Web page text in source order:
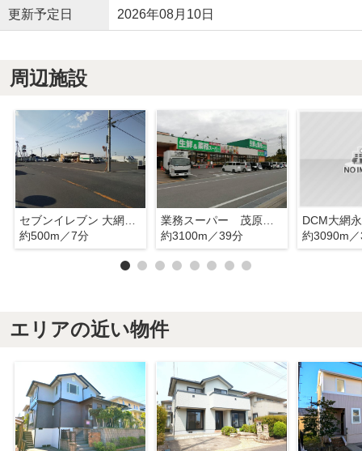
更新予定日 2026年08月10日
周辺施設
約500m／7分
業務スーパー 茂原本納店
約3100m／39分
DCM大網
約3090m
エリアの近い物件